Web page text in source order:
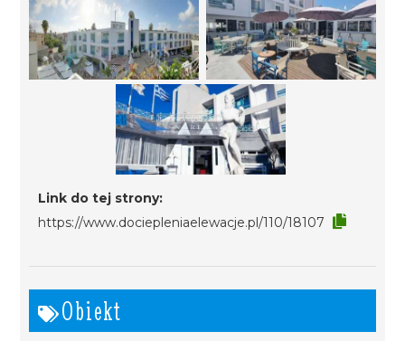
Link do tej strony:
https://www.dociepleniaelewacje.pl/110/18107
Obiekt